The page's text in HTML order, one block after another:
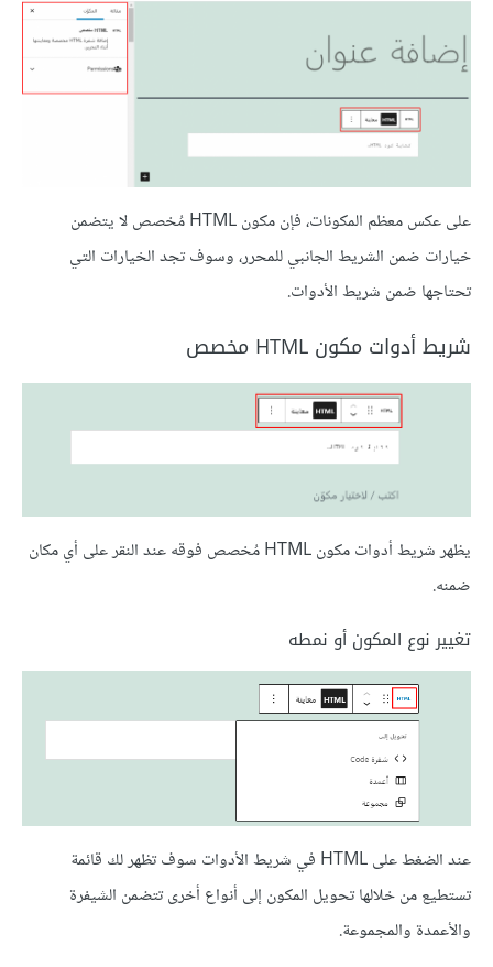
على عكس معظم المكونات، فإن مكون HTML مُخصص لا يتضمن
خيارات ضمن الشريط الجانبي للمحرر، وسوف تجد الخيارات التي
تحتاجها ضمن شريط الأدوات.
شريط أدوات مكون HTML مخصص
يظهر شريط أدوات مكون HTML مُخصص فوقه عند النقر على أي مكان
ضمنه.
تغيير نوع المكون أو نمطه
عند الضغط على HTML في شريط الأدوات سوف تظهر لك قائمة
تستطيع من خلالها تحويل المكون إلى أنواع أخرى تتضمن الشيفرة
والأعمدة والمجموعة.